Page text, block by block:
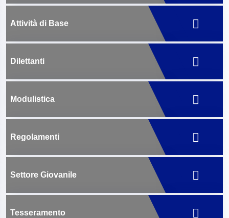
Attività di Base
Dilettanti
Modulistica
Regolamenti
Settore Giovanile
Tesseramento